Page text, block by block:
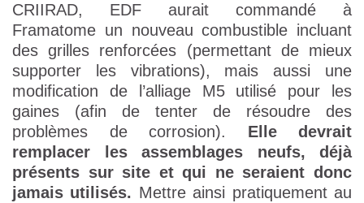
CRIIRAD, EDF aurait commandé à
Framatome un nouveau combustible incluant
des grilles renforcées (permettant de mieux
supporter les vibrations), mais aussi une
modification de l’alliage M5 utilisé pour les
gaines (afin de tenter de résoudre des
problèmes de corrosion). Elle devrait
remplacer les assemblages neufs, déjà
présents sur site et qui ne seraient donc
jamais utilisés. Mettre ainsi pratiquement au